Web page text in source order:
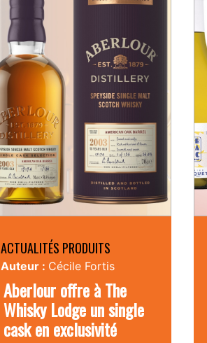
ACTUALITÉS PRODUITS
Auteur : Cécile Fortis
Aberlour offre à The
Whisky Lodge un single
cask en exclusivité